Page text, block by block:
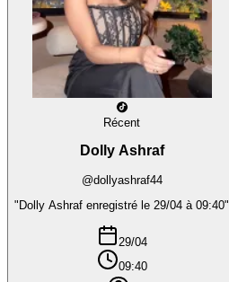
Récent
Dolly Ashraf
@dollyashraf44
"Dolly Ashraf enregistré le 29/04 à 09:40"
29/04
09:40